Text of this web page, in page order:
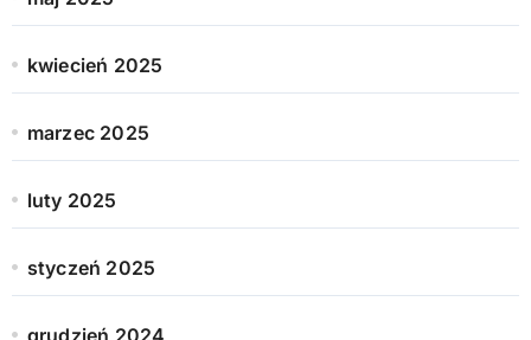
kwiecień 2025
marzec 2025
luty 2025
styczeń 2025
grudzień 2024